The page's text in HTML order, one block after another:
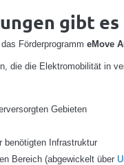
gibt es
Förderprogramm eMove
die die Elektromobilität in
Gebieten
benötigten Infrastruktur
Bereich (abgewickelt über